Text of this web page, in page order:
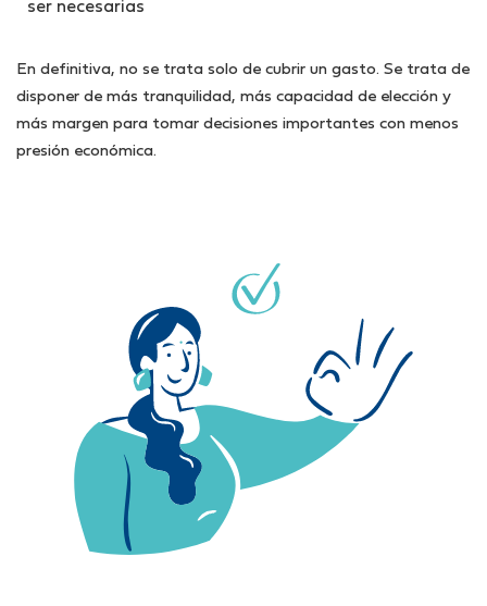
ser necesarias
En definitiva, no se trata solo de cubrir un gasto. Se trata de
disponer de más tranquilidad, más capacidad de elección y
más margen para tomar decisiones importantes con menos
presión económica.